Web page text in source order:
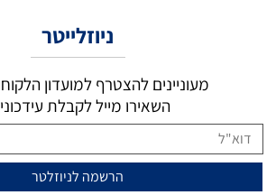
ניוזלייטר
מעוניינים להצטרף למועדון
השאירו מייל לקבלת